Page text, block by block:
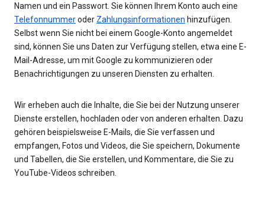
Namen und ein Passwort. Sie können Ihrem Konto auch eine
Telefonnummeroder Zahlungsinformationen hinzufügen.
Selbst wenn Sie nicht bei einem Google-Konto angemeldet
sind, können Sie uns Daten zur Verfügung stellen, etwa eine E-
Mail-Adresse, um mit Google zu kommunizieren oder
Benachrichtigungen zu unseren Diensten zu erhalten.
Wir erheben auch die Inhalte, die Sie bei der Nutzung unserer
Dienste erstellen, hochladen oder von anderen erhalten. Dazu
gehören beispielsweise E-Mails, die Sie verfassen und
empfangen, Fotos und Videos, die Sie speichern, Dokumente
und Tabellen, die Sie erstellen, und Kommentare, die Sie zu
YouTube-Videos schreiben.